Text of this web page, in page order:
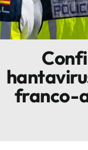
Sostenibilidad
Innova
franco-